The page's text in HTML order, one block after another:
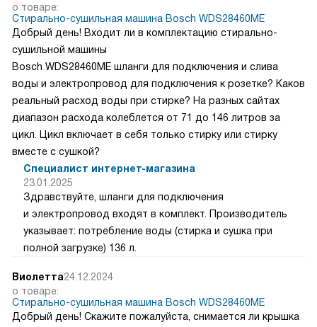
о товаре:
Стирально-сушильная машина Bosch WDS28460ME
Добрый день! Входит ли в комплектацию стирально-
сушильной машины
Bosch WDS28460ME шланги для подключения и слива
воды и электропровод для подключения к розетке? Каков
реальный расход воды при стирке? На разных сайтах
диапазон расхода колеблется от 71 до 146 литров за
цикл. Цикл включает в себя только стирку или стирку
вместе с сушкой?
Специалист интернет-магазина
23.01.2025
Здравствуйте, шланги для подключения
и электропровод входят в комплект. Производитель
указывает: потребление воды (стирка и сушка при
полной загрузке) 136 л.
Виолетта24.12.2024
о товаре:
Стирально-сушильная машина Bosch WDS28460ME
Добрый день! Скажите пожалуйста, снимается ли крышка